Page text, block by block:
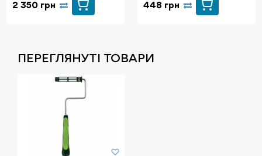
2 350 грн 448 грн
ПЕРЕГЛЯНУТI ТОВАРИ